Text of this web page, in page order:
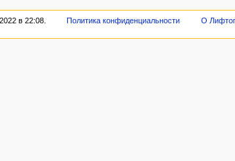
в 22:08. Политика конфиденциальности О